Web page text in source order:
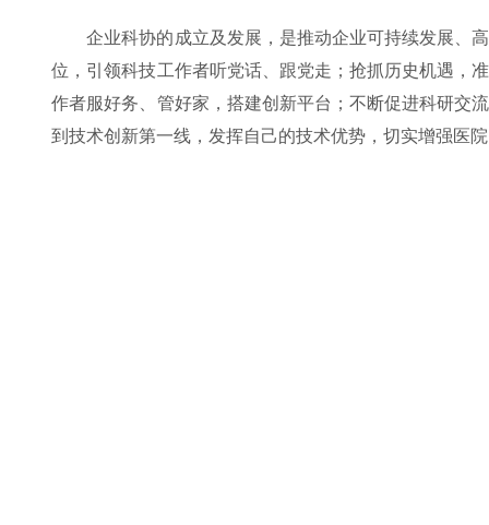
企业科协的成立及发展，是推动企业可持续发展、
位，引领科技工作者听党话、跟党走；抢抓历史机遇，
作者服好务、管好家，搭建创新平台；不断促进科研交
到技术创新第一线，发挥自己的技术优势，切实增强医